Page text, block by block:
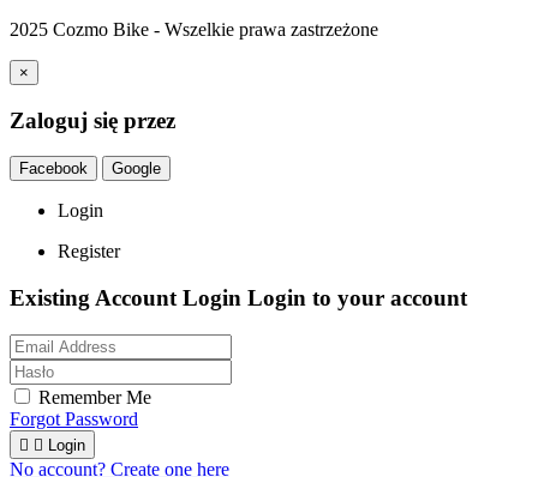
2025 Cozmo Bike - Wszelkie prawa zastrzeżone
×
Zaloguj się przez
Facebook Google
Login
Register
Existing Account Login Login to your account
Remember Me
Forgot Password
  Login
No account? Create one here